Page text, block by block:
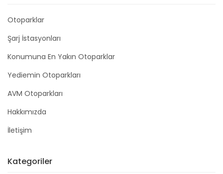
Otoparklar
Şarj İstasyonları
Konumuna En Yakın Otoparklar
Yediemin Otoparkları
AVM Otoparkları
Hakkımızda
İletişim
Kategoriler